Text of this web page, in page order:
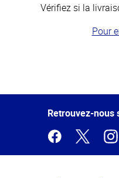
Vérifiez si la
Pour
de la
Retrouvez-nous